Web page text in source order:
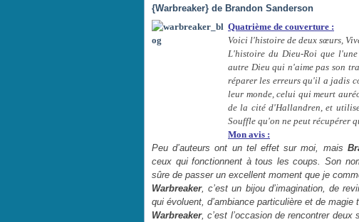
{Warbreaker} de Brandon Sanderson
Quatrième de couverture :
Voici l'histoire de deux sœurs,
L'histoire du Dieu-Roi que
autre Dieu qui n'aime pas son
réparer les erreurs qu'il a jadis
leur monde, celui qui meurt
de la cité d'Hallandren, et
Souffle qu'on ne peut récupérer
Mon avis :
Peu d’auteurs ont un tel effet sur moi, mais
ceux qui fonctionnent à tous les coups. Son
sûre de passer un excellent moment que je
Warbreaker, c’est un bijou d’imagination, de
qui évoluent, d’ambiance particulière et de magie
Warbreaker, c’est l’occasion de rencontrer